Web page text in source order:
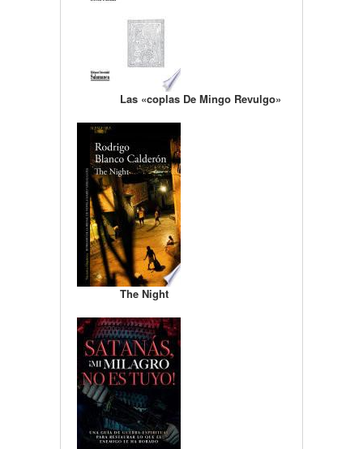
Las «coplas De Mingo Revulgo»
The Night